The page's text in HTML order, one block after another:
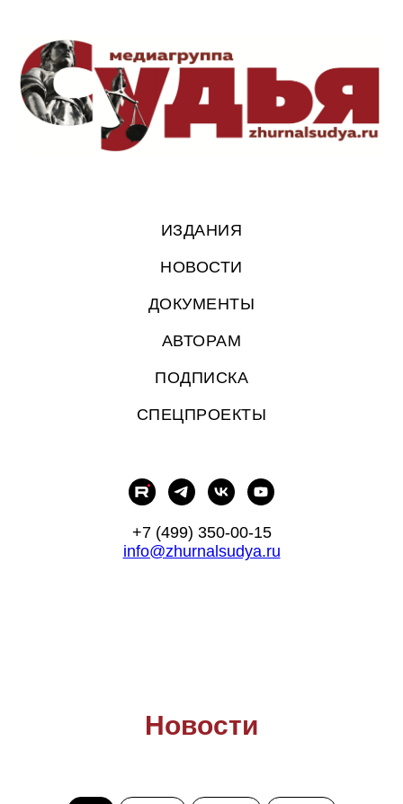
ИЗДАНИЯ
НОВОСТИ
ДОКУМЕНТЫ
АВТОРАМ
ПОДПИСКА
СПЕЦПРОЕКТЫ
+7 (499) 350-00-15
info@zhurnalsudya.ru
Новости